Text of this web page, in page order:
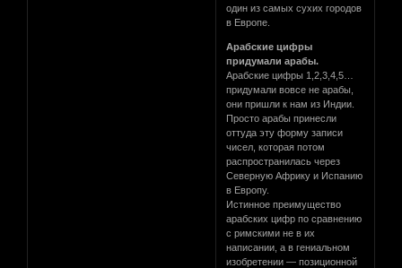
один из самых сухих городов
в Европе.
Арабские цифры
придумали арабы.
Арабские цифры 1,2,3,4,5…
придумали вовсе не арабы,
они пришли к нам из Индии.
Просто арабы принесли
оттуда эту форму записи
чисел, которая потом
распространилась через
Северную Африку и Испанию
в Европу.
Истинное преимущество
арабских цифр по сравнению
с римскими не в их
написании, а в гениальном
изобретении — позиционной